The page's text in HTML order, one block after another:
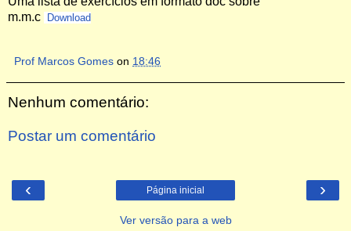
m.m.c
Download
Prof Marcos Gomes on 18:46
Nenhum comentário:
Postar um comentário
‹ ›
Página inicial
Ver versão para a web